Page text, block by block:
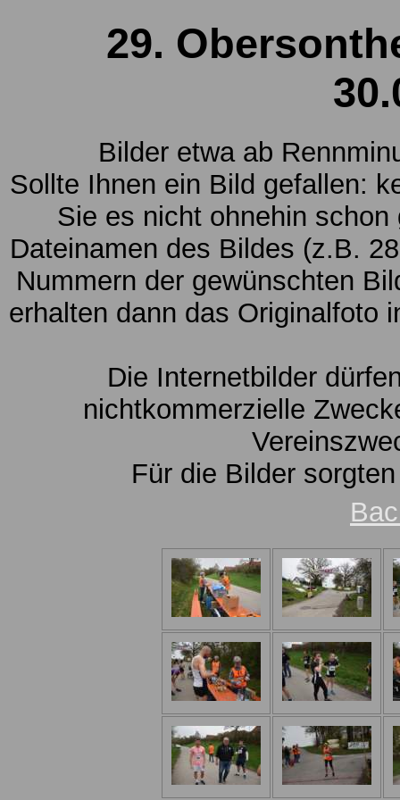
29.
Bilder etwa ab
Sollte Ihnen ein Bild gefallen:
Sie es nicht ohnehin
Dateinamen des Bildes (z.B.
Nummern der gewünschten
erhalten dann das Originalfoto
Die Internetbilder
nichtkommerzielle
Für die Bilder